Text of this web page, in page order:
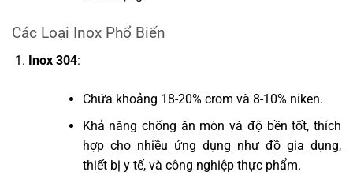
Các Loại Inox Phổ Biến
Inox 304:
Chứa khoảng 18-20% crom và 8-10% niken.
Khả năng chống ăn mòn và độ bền tốt, thích
hợp cho nhiều ứng dụng như đồ gia dụng,
thiết bị y tế, và công nghiệp thực phẩm.